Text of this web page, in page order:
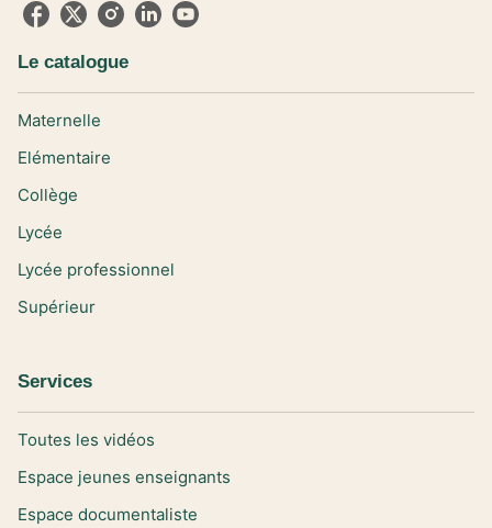
Le catalogue
Maternelle
Elémentaire
Collège
Lycée
Lycée professionnel
Supérieur
Services
Toutes les vidéos
Espace jeunes enseignants
Espace documentaliste